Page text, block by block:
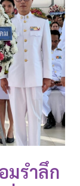
มรำลึก